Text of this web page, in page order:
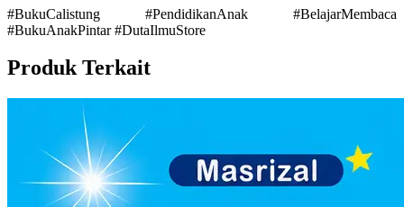
#BukuCalistung #PendidikanAnak #BelajarMembaca
#BukuAnakPintar #DutaIlmuStore
Produk Terkait